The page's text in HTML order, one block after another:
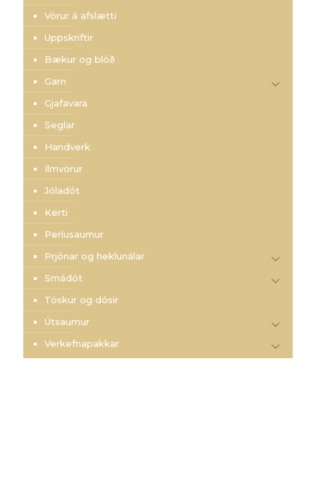
Vörur á afslætti
Uppskriftir
Bækur og blöð
Garn
Gjafavara
Seglar
Handverk
Ilmvörur
Jóladót
Kerti
Perlusaumur
Prjónar og heklunálar
Smádót
Töskur og dósir
Útsaumur
Verkefnapakkar